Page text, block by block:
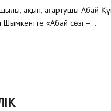
ақын, ағартушы Абай
Шымкентте «Абай сөзі –...